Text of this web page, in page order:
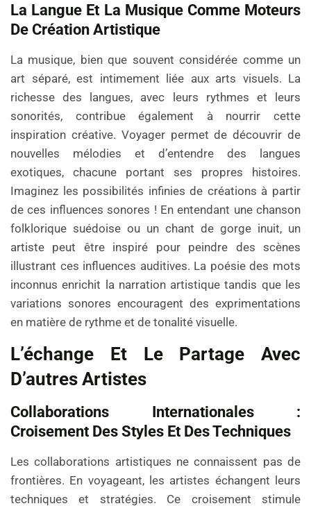
La Langue Et La Musique Comme Moteurs
De Création Artistique
La musique, bien que souvent considérée comme un
art séparé, est intimement liée aux arts visuels. La
richesse des langues, avec leurs rythmes et leurs
sonorités, contribue également à nourrir cette
inspiration créative. Voyager permet de découvrir de
nouvelles mélodies et d’entendre des langues
exotiques, chacune portant ses propres histoires.
Imaginez les possibilités infinies de créations à partir
de ces influences sonores ! En entendant une chanson
folklorique suédoise ou un chant de gorge inuit, un
artiste peut être inspiré pour peindre des scènes
illustrant ces influences auditives. La poésie des mots
inconnus enrichit la narration artistique tandis que les
variations sonores encouragent des exprimentations
en matière de rythme et de tonalité visuelle.
L’échange Et Le Partage Avec
D’autres Artistes
Collaborations Internationales :
Croisement Des Styles Et Des Techniques
Les collaborations artistiques ne connaissent pas de
frontières. En voyageant, les artistes échangent leurs
techniques et stratégies. Ce croisement stimule